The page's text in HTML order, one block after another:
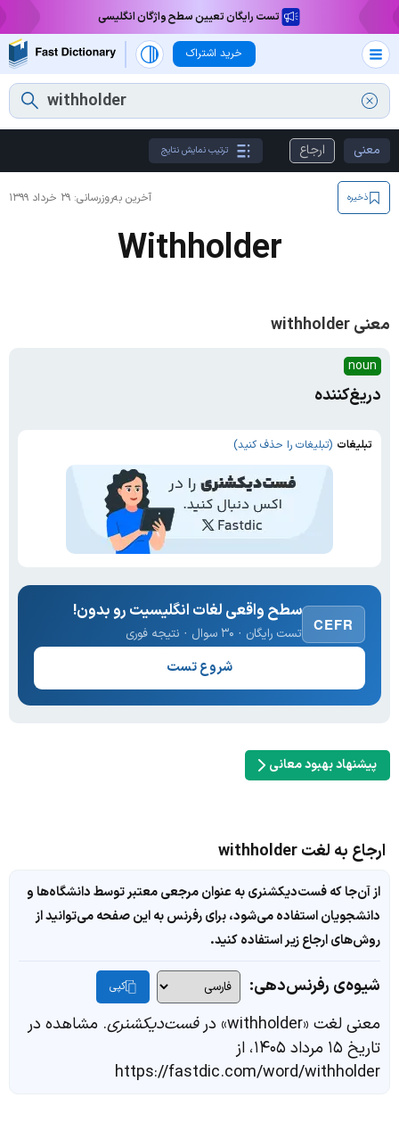
تست رایگان تعیین سطح واژگان انگلیسی
خرید اشتراک
معنی ارجاع ترتیب نمایش نتایج
آخرین به‌روزرسانی: ۲۹ خرداد ۱۳۹۹ ذخیره
Withholder
معنی withholder
noun
دریغ‌کننده
تبلیغات (تبلیغات را حذف کنید)
CEFR
سطح واقعی لغات انگلیسیت رو بدون!
تست رایگان · ۳۰ سوال · نتیجه فوری
شروع تست
پیشنهاد بهبود معانی
ارجاع به لغت withholder
از آن‌جا که فست‌دیکشنری به عنوان مرجعی معتبر توسط دانشگاه‌ها و
دانشجویان استفاده می‌شود، برای رفرنس به این صفحه می‌توانید از
روش‌های ارجاع زیر استفاده کنید.
شیوه‌ی رفرنس‌دهی: کپی
معنی لغت «withholder» در فست‌دیکشنری. مشاهده در
تاریخ ۱۵ مرداد ۱۴۰۵، از
https://fastdic.com/word/withholder